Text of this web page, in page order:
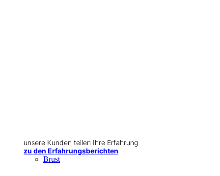
unsere Kunden teilen Ihre Erfahrung
zu den Erfahrungsberichten
Brust